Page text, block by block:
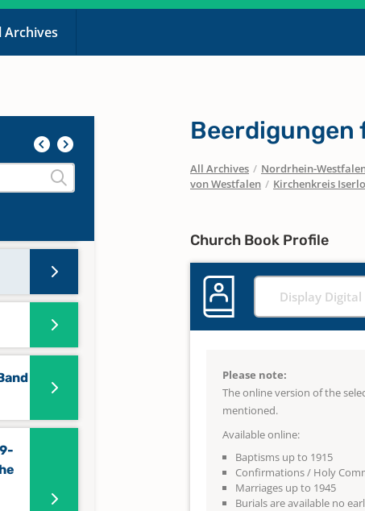
Archives
Beerdigungen
All Archives / Nordrhein-
von Westfalen / Kirchenkreis
Church Book Profile
Display Digital
Please note:
The online version of the
mentioned.
Available online:
Baptisms up to 1915
Confirmations / Holy
Marriages up to 1945
Burials are available no